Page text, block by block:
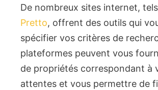
De nombreux sites internet,
Pretto, offrent des outils qui
spécifier vos critères de
plateformes peuvent vous
de propriétés correspondant à
attentes et vous permettre de